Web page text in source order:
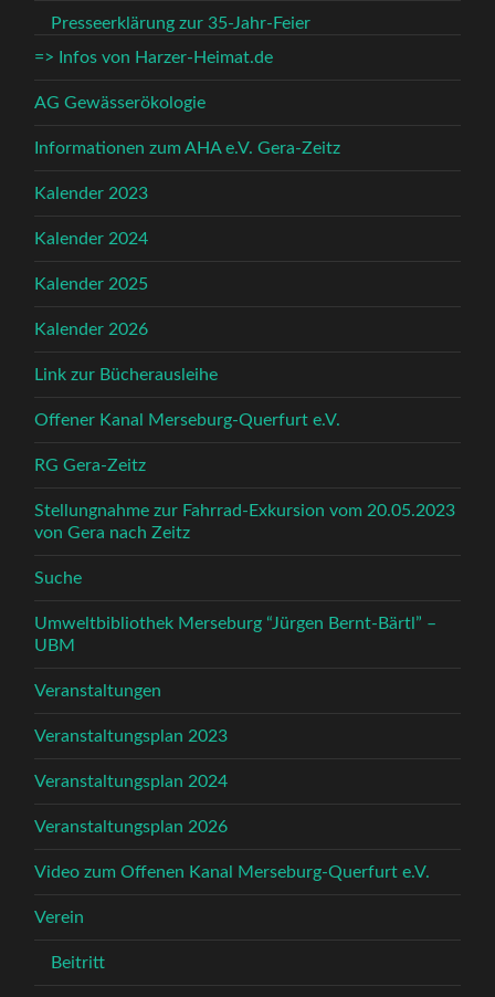
Presseerklärung zur 35-Jahr-Feier
=> Infos von Harzer-Heimat.de
AG Gewässerökologie
Informationen zum AHA e.V. Gera-Zeitz
Kalender 2023
Kalender 2024
Kalender 2025
Kalender 2026
Link zur Bücherausleihe
Offener Kanal Merseburg-Querfurt e.V.
RG Gera-Zeitz
Stellungnahme zur Fahrrad-Exkursion vom 20.05.2023
von Gera nach Zeitz
Suche
Umweltbibliothek Merseburg “Jürgen Bernt-Bärtl” –
UBM
Veranstaltungen
Veranstaltungsplan 2023
Veranstaltungsplan 2024
Veranstaltungsplan 2026
Video zum Offenen Kanal Merseburg-Querfurt e.V.
Verein
Beitritt